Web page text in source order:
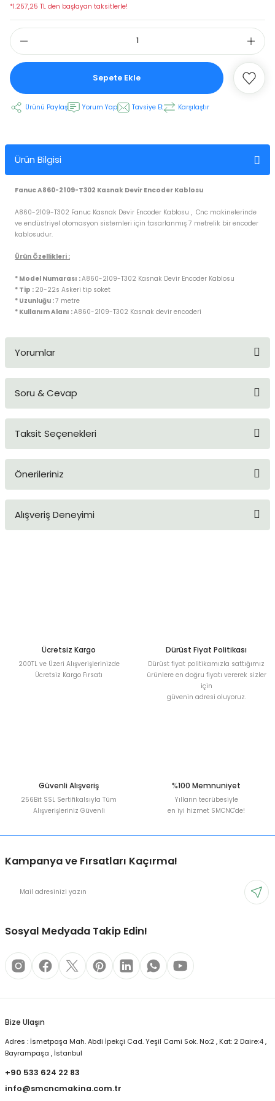
Yuvası
Kablo
Motor
Kablo
Kablo
Membranı
PLG Encoder
*1.257,25 TL den başlayan taksitlerle!
Sepete Ekle
Ürünü Paylaş Yorum Yap Tavsiye Et Karşılaştır
Ürün Bilgisi
Fanuc A860-2109-T302 Kasnak Devir Encoder Kablosu
A860-2109-T302 Fanuc Kasnak Devir Encoder Kablosu , Cnc makinelerinde
ve endüstriyel otomasyon sistemleri için tasarlanmış 7 metrelik bir encoder
kablosudur.
Ürün Özellikleri :
* Model Numarası :A860-2109-T302 Kasnak Devir Encoder Kablosu
* Tip : 20-22s Askeri tip soket
* Uzunluğu :7 metre
* Kullanım Alanı :A860-2109-T302 Kasnak devir encoderi
Yorumlar
Soru & Cevap
Taksit Seçenekleri
Önerileriniz
konularda yetersiz gördüğünüz noktaları öneri formunu
Alışveriş Deneyimi
Ücretsiz Kargo
200TL ve Üzeri Alışverişlerinizde
Ücretsiz Kargo Fırsatı
Dürüst Fiyat Politikası
Dürüst fiyat politikamızla sattığımız
ürünlere en doğru fiyatı vererek sizler
için
güvenin adresi oluyoruz.
Güvenli Alışveriş
256Bit SSL Sertifikalsıyla Tüm
Alışverişleriniz Güvenli
%100 Memnuniyet
Yılların tecrübesiyle
en iyi hizmet SMCNC'de!
Kampanya ve Fırsatları Kaçırma!
Sosyal Medyada Takip Edin!
Bize Ulaşın
Adres : İsmetpaşa Mah. Abdi İpekçi Cad. Yeşil Cami Sok. No:2 , Kat: 2 Daire:4 ,
Bayrampaşa , İstanbul
+90 533 624 22 83
info@smcncmakina.com.tr